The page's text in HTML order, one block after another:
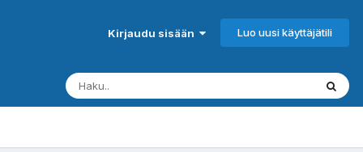
Kirjaudu sisään Luo uusi käyttäjätili